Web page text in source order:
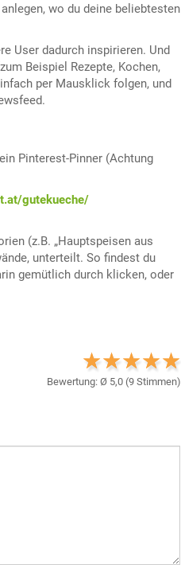
wo du deine beliebtesten
User dadurch inspirieren. Und
Beispiel Rezepte, Kochen,
per Mausklick folgen, und
Pinterest-Pinner (Achtung
gutekueche/
(z.B. „Hauptspeisen aus
unterteilt. So findest du
gemütlich durch klicken, oder
Bewertung: Ø 5,0(9Stimmen)